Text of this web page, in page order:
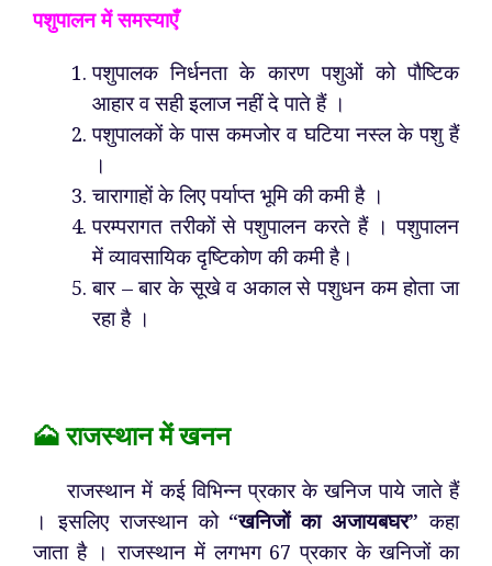
पशुपालन में समस्याएँ
पशुपालक निर्धनता के कारण पशुओं को पौष्टिक
आहार व सही इलाज नहीं दे पाते हैं ।
पशुपालकों के पास कमजोर व घटिया नस्ल के पशु हैं
।
चारागाहों के लिए पर्याप्त भूमि की कमी है ।
परम्परागत तरीकों से पशुपालन करते हैं । पशुपालन
में व्यावसायिक दृष्टिकोण की कमी है।
बार – बार के सूखे व अकाल से पशुधन कम होता जा
रहा है ।
🗻 राजस्थान में खनन
राजस्थान में कई विभिन्न प्रकार के खनिज पाये जाते हैं
। इसलिए राजस्थान को “खनिजों का अजायबघर” कहा
जाता है । राजस्थान में लगभग 67 प्रकार के खनिजों का